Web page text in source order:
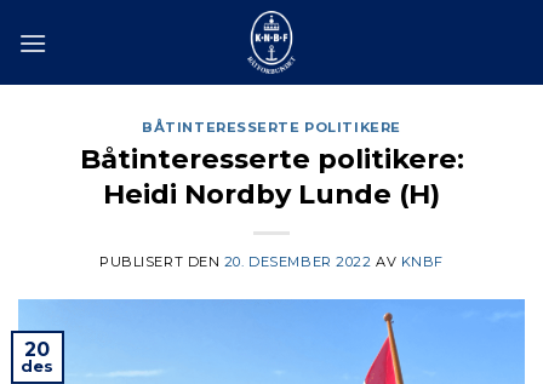
BÅTINTERESSERTE POLITIKERE
Båtinteresserte politikere:
Heidi Nordby Lunde (H)
PUBLISERT DEN 20. DESEMBER 2022 AV KNBF
20
des